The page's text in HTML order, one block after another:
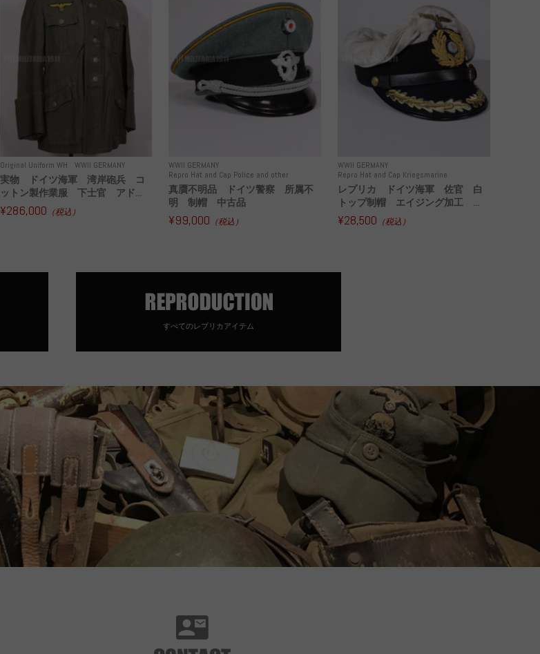
Original Uniform WH WWII GERMANY
実物 ドイツ海軍 湾岸砲兵 コ
ットン製作業服 下士官 アド...
¥286,000 （税込）
WWII GERMANY
Repro Hat and Cap Police and other
真贋不明品 ドイツ警察 所属不
明 制帽 中古品
¥99,000 （税込）
WWII GERMANY
Repro Hat and Cap Kriegsmarine
レプリカ ドイツ海軍 佐官 白
トップ制帽 エイジング加工 ...
¥28,500 （税込）
すべてのレプリカアイテム